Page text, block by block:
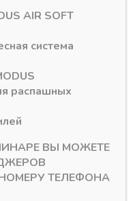
L-6 м. Латунь
₽
AIR SOFT
система
распашных
ВЫ МОЖЕТЕ
ТЕЛЕФОНА